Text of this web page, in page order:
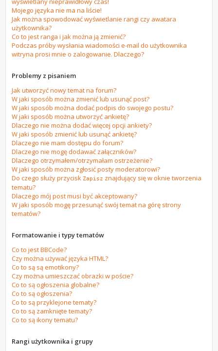
Mojego języka nie ma na liście!
Jak można spowodować wyświetlanie rangi czy awatara
użytkownika?
Co to jest ranga i jak można ją zmienić?
Podczas próby wysłania wiadomości e-mail do użytkownika
witryna prosi mnie o zalogowanie. Dlaczego?
Problemy z pisaniem
Jak utworzyć nowy temat na forum?
W jaki sposób można zmienić lub usunąć post?
W jaki sposób można dodać podpis do swojego postu?
W jaki sposób można utworzyć ankietę?
Dlaczego nie można dodać więcej opcji ankiety?
W jaki sposób zmienić lub usunąć ankietę?
Dlaczego nie mam dostępu do forum?
Dlaczego nie mogę dodawać załączników?
Dlaczego otrzymałem/otrzymałam ostrzeżenie?
W jaki sposób można zgłosić posty moderatorowi?
Do czego służy przyciskZapisz znajdujący się w oknie tworzenia
tematu?
Dlaczego mój post musi być akceptowany?
W jaki sposób mogę przesunąć swój temat na górę strony
tematów?
Formatowanie i typy tematów
Co to jest BBCode?
Czy można używać języka HTML?
Co to są są emotikony?
Czy można umieszczać obrazki w poście?
Co to są ogłoszenia globalne?
Co to są ogłoszenia?
Co to są przyklejone tematy?
Co to są zamknięte tematy?
Co to są ikony tematu?
Rangi użytkownika i grupy